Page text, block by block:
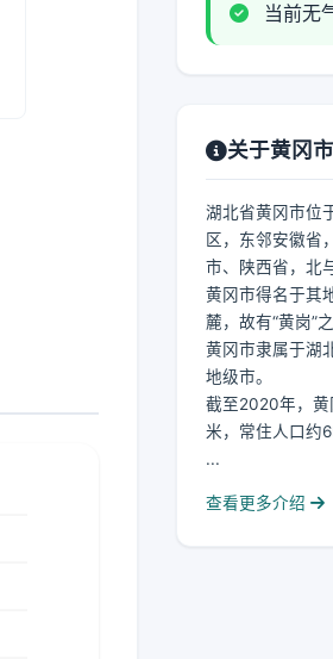
当前无
关于黄冈市
湖北省黄冈市位
区，东邻安徽省
市、陕西省，北
黄冈市得名于其
麓，故有“黄岗”
黄冈市隶属于湖
地级市。
截至2020年，黄
米，常住人口约
...
查看更多介绍